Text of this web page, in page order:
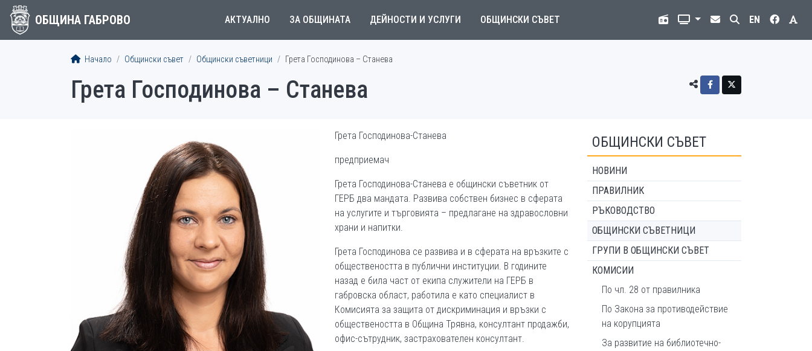
ОБЩИНА ГАБРОВО АКТУАЛНО ЗА ОБЩИНАТА ДЕЙНОСТИ И УСЛУГИ ОБЩИНСКИ СЪВЕТ EN
Начало Общински съвет Общински съветници Грета Господинова – Станева
Грета Господинова – Станева
Грета Господинова-Станева
предприемач
Грета Господинова-Станева е общински съветник от
ГЕРБ два мандата. Развива собствен бизнес в сферата
на услугите и търговията – предлагане на здравословни
храни и напитки.
Грета Господинова се развива и в сферата на връзките с
обществеността в публични институции. В годините
назад е била част от екипа служители на ГЕРБ в
габровска област, работила е като специалист в
Комисията за защита от дискриминация и връзки с
обществеността в Община Трявна, консултант продажби,
офис-сътрудник, застрахователен консултант.
ОБЩИНСКИ СЪВЕТ
НОВИНИ
ПРАВИЛНИК
РЪКОВОДСТВО
ОБЩИНСКИ СЪВЕТНИЦИ
ГРУПИ В ОБЩИНСКИ СЪВЕТ
КОМИСИИ
По чл. 28 от правилника
По Закона за противодействие
на корупцията
За развитие на библиотечно-